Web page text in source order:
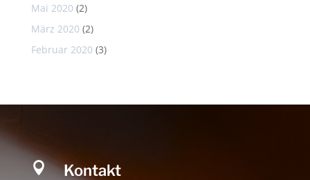
Mai 2020 (2)
März 2020 (2)
Februar 2020 (3)
 Kontakt